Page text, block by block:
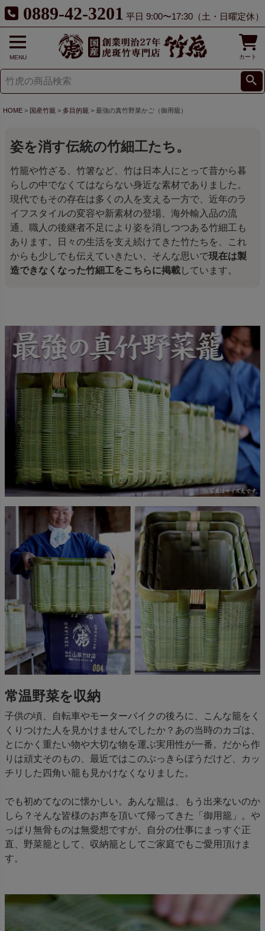
0889-42-3201 平日 9:00〜17:30（土・日曜定休）
MENU カート
HOME 国産竹籠 多目的籠 最強の真竹野菜かご（御用籠）
姿を消す伝統の竹細工たち。
竹籠や竹ざる、竹箸など、竹は日本人にとって昔から暮
らしの中でなくてはならない身近な素材でありました。
現代でもその存在は多くの人を支える一方で、近年のラ
イフスタイルの変容や新素材の登場、海外輸入品の流
通、職人の後継者不足により姿を消しつつある竹細工も
あります。日々の生活を支え続けてきた竹たちを、これ
からも少しでも伝えていきたい、そんな思いで現在は製
造できなくなった竹細工をこちらに掲載しています。
常温野菜を収納
子供の頃、自転車やモーターバイクの後ろに、こんな籠をく
くりつけた人を見かけませんでしたか？あの当時のカゴは、
とにかく重たい物や大切な物を運ぶ実用性が一番。だから作
りは頑丈そのもの、最近ではこのぶっきらぼうだけど、カッ
チリした四角い籠も見かけなくなりました。
でも初めてなのに懐かしい。あんな籠は、もう出来ないのか
しら？そんな皆様のお声を頂いて帰ってきた「御用籠」。や
っぱり無骨ものは無愛想ですが、自分の仕事にまっすぐ正
直、野菜籠として、収納籠としてご家庭でもご愛用頂けま
す。